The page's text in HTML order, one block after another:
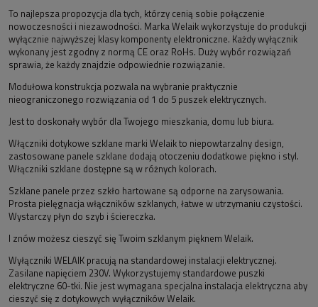
To najlepsza propozycja dla tych, którzy cenią sobie połączenie
nowoczesności i niezawodności. Marka Welaik wykorzystuje do produkcji
wyłącznie najwyższej klasy komponenty elektroniczne. Każdy wyłącznik
wykonany jest zgodny z normą CE oraz RoHs. Duży wybór rozwiązań
sprawia, że każdy znajdzie odpowiednie rozwiązanie.
Modułowa konstrukcja pozwala na wybranie praktycznie
nieograniczonego rozwiązania od 1 do 5 puszek elektrycznych.
Jest to doskonały wybór dla Twojego mieszkania, domu lub biura.
Włączniki dotykowe szklane marki Welaik to niepowtarzalny design,
zastosowane panele szklane dodają otoczeniu dodatkowe piękno i styl.
Włączniki szklane dostępne są w różnych kolorach.
Szklane panele przez szkło hartowane są odporne na zarysowania.
Prosta pielęgnacja włączników szklanych, łatwe w utrzymaniu czystości.
Wystarczy płyn do szyb i ściereczka.
I znów możesz cieszyć się Twoim szklanym pięknem Welaik.
Wyłączniki WELAIK pracują na standardowej instalacji elektrycznej.
Zasilane napięciem 230V. Wykorzystujemy standardowe puszki
elektryczne 60-tki. Nie jest wymagana specjalna instalacja elektryczna aby
cieszyć się z dotykowych wyłączników Welaik.